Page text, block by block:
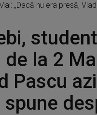
„Dacă nu era presă,
la 2
Pascu
spune